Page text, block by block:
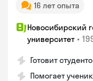
16 лет опыта
Новосибирский
университет •
Готовит
Помогает